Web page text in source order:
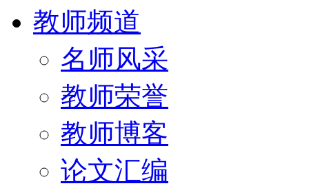
教师频道
名师风采
教师荣誉
教师博客
论文汇编